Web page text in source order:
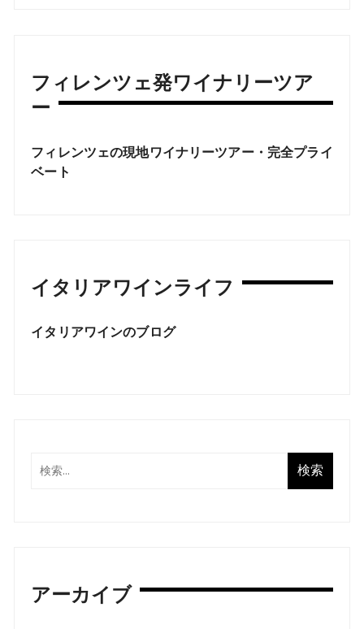
フィレンツェ発ワイナリーツア
ー
フィレンツェの現地ワイナリーツアー・完全プライ
ベート
イタリアワインライフ
イタリアワインのブログ
アーカイブ